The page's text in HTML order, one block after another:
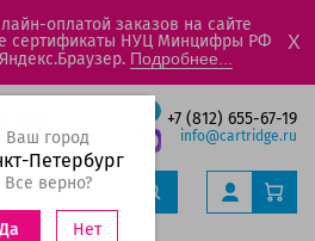
оплатой заказов на сайте
сертификаты НУЦ Минцифры РФ
Подробнее...
X
+7 (812) 655-67-19
info@cartridge.ru
Ваш город
Петербург
Все верно?
Да Нет